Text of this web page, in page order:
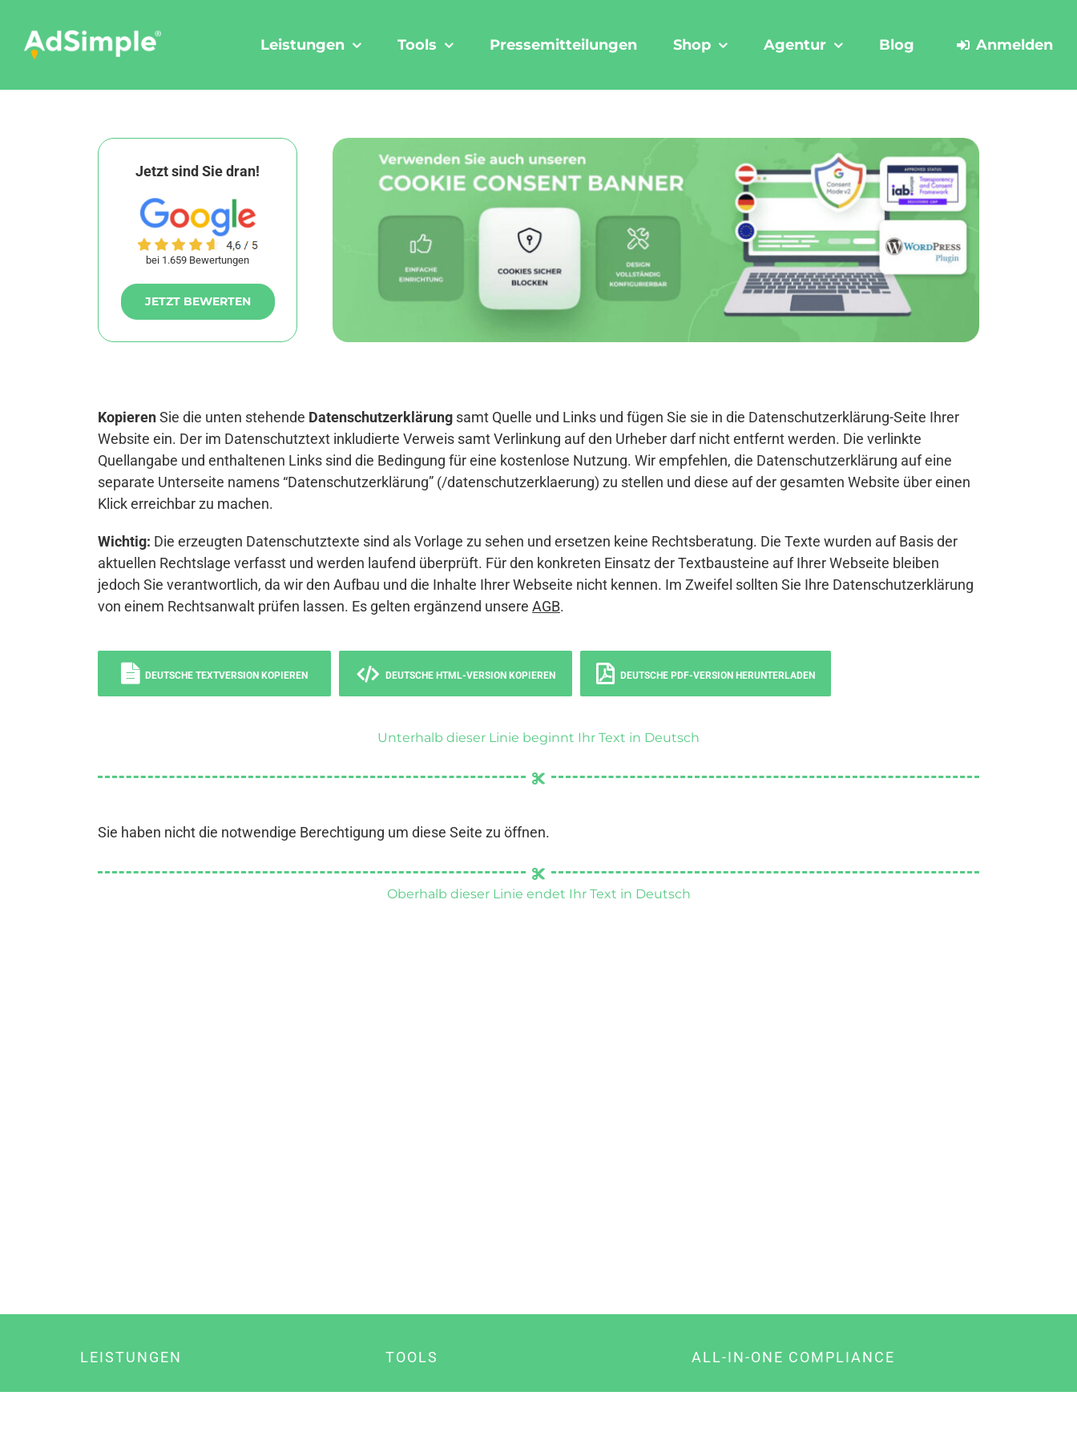
content
Leistungen Tools Pressemitteilungen Shop Agentur Blog Anmelden
Jetzt sind Sie dran!
bei 1.659 Bewertungen
JETZT BEWERTEN
KopierenSie die unten stehende Datenschutzerklärung samt Quelle und Links und fügen Sie sie in die Datenschutzerklärung-Seite Ihrer
Website ein. Der im Datenschutztext inkludierte Verweis samt Verlinkung auf den Urheber darf nicht entfernt werden. Die verlinkte
Quellangabe und enthaltenen Links sind die Bedingung für eine kostenlose Nutzung. Wir empfehlen, die Datenschutzerklärung auf eine
separate Unterseite namens “Datenschutzerklärung” (/datenschutzerklaerung) zu stellen und diese auf der gesamten Website über einen
Klick erreichbar zu machen.
Wichtig: Die erzeugten Datenschutztexte sind als Vorlage zu sehen und ersetzen keine Rechtsberatung. Die Texte wurden auf Basis der
aktuellen Rechtslage verfasst und werden laufend überprüft. Für den konkreten Einsatz der Textbausteine auf Ihrer Webseite bleiben
jedoch Sie verantwortlich, da wir den Aufbau und die Inhalte Ihrer Webseite nicht kennen. Im Zweifel sollten Sie Ihre Datenschutzerklärung
von einem Rechtsanwalt prüfen lassen. Es gelten ergänzend unsere AGB.
DEUTSCHE TEXTVERSION KOPIEREN DEUTSCHE HTML-VERSION KOPIEREN DEUTSCHE PDF-VERSION HERUNTERLADEN
Unterhalb dieser Linie beginnt Ihr Text in Deutsch
Sie haben nicht die notwendige Berechtigung um diese Seite zu öffnen.
Oberhalb dieser Linie endet Ihr Text in Deutsch
LEISTUNGEN TOOLS ALL-IN-ONE COMPLIANCE